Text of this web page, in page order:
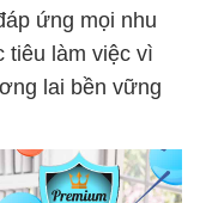
ứng mọi nhu
tiêu làm việc vì
lai bền vững